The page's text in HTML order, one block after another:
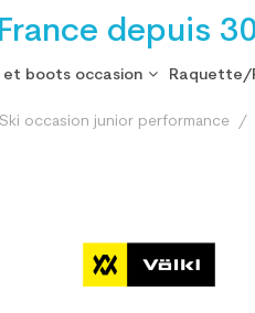
depuis
et boots occasion Raquette/
Ski occasion junior performance